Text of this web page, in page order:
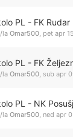
PL - FK
la Omar500, pet apr
PL - FK
la Omar500, sub apr
PL - NK
la Omar500, ned apr